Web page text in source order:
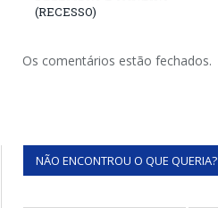
(RECESSO)
Os comentários estão fechados.
NÃO ENCONTROU O QUE QUERIA?